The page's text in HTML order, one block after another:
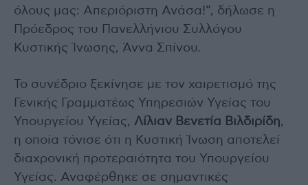
όλους μας: Απεριόριστη Ανάσα!”, δήλωσε η
Πρόεδρος του Πανελλήνιου Συλλόγου
Κυστικής Ίνωσης, Άννα Σπίνου.
Το συνέδριο ξεκίνησε με τον χαιρετισμό της
Γενικής Γραμματέως Υπηρεσιών Υγείας του
Υπουργείου Υγείας, Λίλιαν Βενετία Βιλδιρίδη,
η οποία τόνισε ότι η Κυστική Ίνωση αποτελεί
διαχρονική προτεραιότητα του Υπουργείου
Υγείας. Αναφέρθηκε σε σημαντικές